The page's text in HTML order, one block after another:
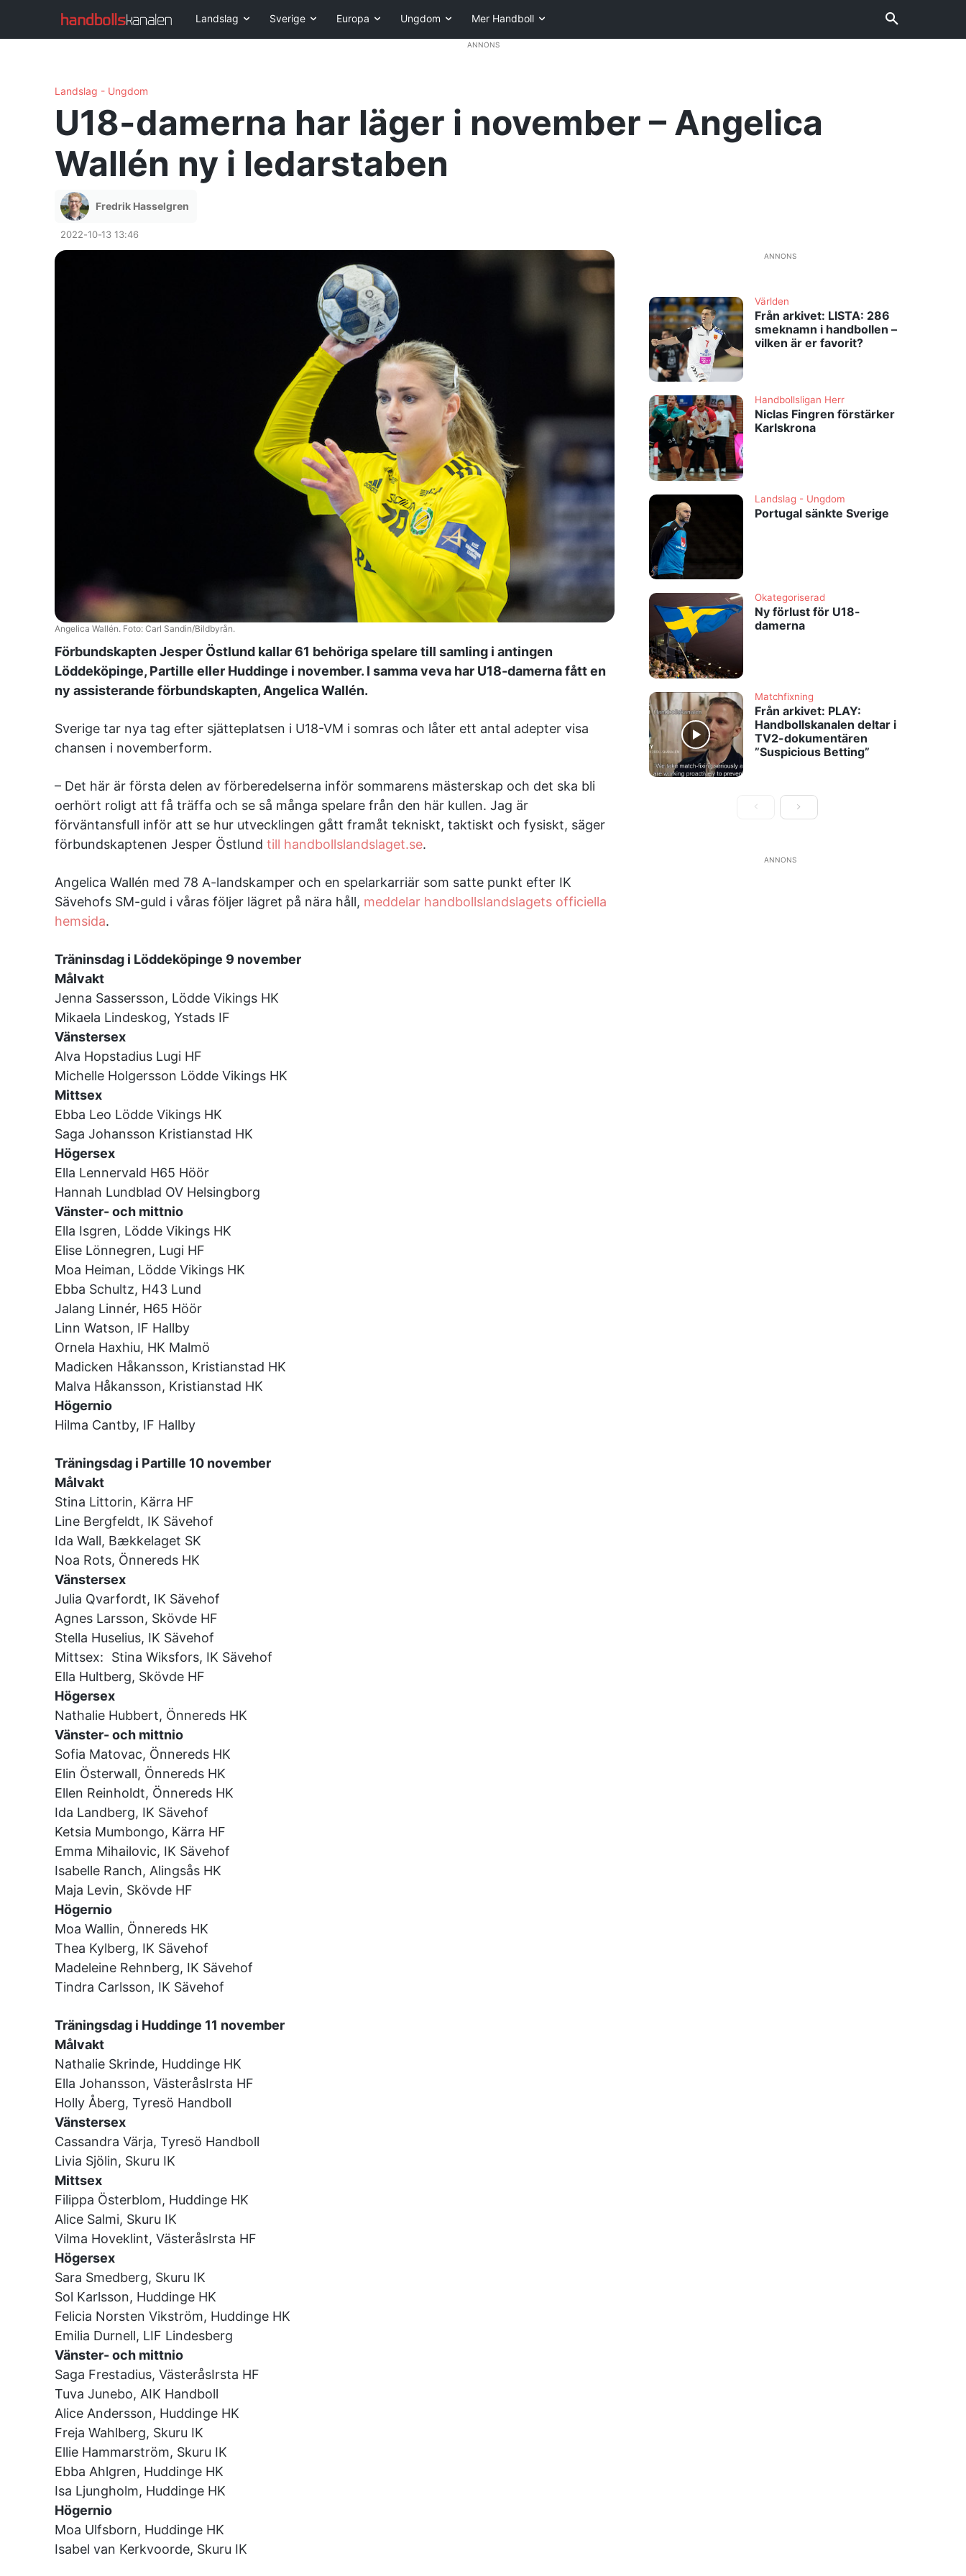
Landslag Sverige Europa Ungdom Mer Handboll
ANNONS
Landslag - Ungdom
U18-damerna har läger i november – Angelica
Wallén ny i ledarstaben
Fredrik Hasselgren
2022-10-13 13:46
Angelica Wallén. Foto: Carl Sandin/Bildbyrån.
Förbundskapten Jesper Östlund kallar 61 behöriga spelare till samling i antingen
Löddeköpinge, Partille eller Huddinge i november. I samma veva har U18-damerna fått en
ny assisterande förbundskapten, Angelica Wallén.
Sverige tar nya tag efter sjätteplatsen i U18-VM i somras och låter ett antal adepter visa
chansen i novemberform.
– Det här är första delen av förberedelserna inför sommarens mästerskap och det ska bli
oerhört roligt att få träffa och se så många spelare från den här kullen. Jag är
förväntansfull inför att se hur utvecklingen gått framåt tekniskt, taktiskt och fysiskt, säger
förbundskaptenen Jesper Östlund till handbollslandslaget.se.
Angelica Wallén med 78 A-landskamper och en spelarkarriär som satte punkt efter IK
Sävehofs SM-guld i våras följer lägret på nära håll, meddelar handbollslandslagets officiella
hemsida.
Träninsdag i Löddeköpinge 9 november
Målvakt
Jenna Sassersson, Lödde Vikings HK
Mikaela Lindeskog, Ystads IF
Vänstersex
Alva Hopstadius Lugi HF
Michelle Holgersson Lödde Vikings HK
Mittsex
Ebba Leo Lödde Vikings HK
Saga Johansson Kristianstad HK
Högersex
Ella Lennervald H65 Höör
Hannah Lundblad OV Helsingborg
Vänster- och mittnio
Ella Isgren, Lödde Vikings HK
Elise Lönnegren, Lugi HF
Moa Heiman, Lödde Vikings HK
Ebba Schultz, H43 Lund
Jalang Linnér, H65 Höör
Linn Watson, IF Hallby
Ornela Haxhiu, HK Malmö
Madicken Håkansson, Kristianstad HK
Malva Håkansson, Kristianstad HK
Högernio
Hilma Cantby, IF Hallby
Träningsdag i Partille 10 november
Målvakt
Stina Littorin, Kärra HF
Line Bergfeldt, IK Sävehof
Ida Wall, Bækkelaget SK
Noa Rots, Önnereds HK
Vänstersex
Julia Qvarfordt, IK Sävehof
Agnes Larsson, Skövde HF
Stella Huselius, IK Sävehof
Mittsex: Stina Wiksfors, IK Sävehof
Ella Hultberg, Skövde HF
Högersex
Nathalie Hubbert, Önnereds HK
Vänster- och mittnio
Sofia Matovac, Önnereds HK
Elin Österwall, Önnereds HK
Ellen Reinholdt, Önnereds HK
Ida Landberg, IK Sävehof
Ketsia Mumbongo, Kärra HF
Emma Mihailovic, IK Sävehof
Isabelle Ranch, Alingsås HK
Maja Levin, Skövde HF
Högernio
Moa Wallin, Önnereds HK
Thea Kylberg, IK Sävehof
Madeleine Rehnberg, IK Sävehof
Tindra Carlsson, IK Sävehof
Träningsdag i Huddinge 11 november
Målvakt
Nathalie Skrinde, Huddinge HK
Ella Johansson, VästeråsIrsta HF
Holly Åberg, Tyresö Handboll
Vänstersex
Cassandra Värja, Tyresö Handboll
Livia Sjölin, Skuru IK
Mittsex
Filippa Österblom, Huddinge HK
Alice Salmi, Skuru IK
Vilma Hoveklint, VästeråsIrsta HF
Högersex
Sara Smedberg, Skuru IK
Sol Karlsson, Huddinge HK
Felicia Norsten Vikström, Huddinge HK
Emilia Durnell, LIF Lindesberg
Vänster- och mittnio
Saga Frestadius, VästeråsIrsta HF
Tuva Junebo, AIK Handboll
Alice Andersson, Huddinge HK
Freja Wahlberg, Skuru IK
Ellie Hammarström, Skuru IK
Ebba Ahlgren, Huddinge HK
Isa Ljungholm, Huddinge HK
Högernio
Moa Ulfsborn, Huddinge HK
Isabel van Kerkvoorde, Skuru IK
ANNONS
Världen
Från arkivet: LISTA: 286
smeknamn i handbollen –
vilken är er favorit?
Handbollsligan Herr
Niclas Fingren förstärker
Karlskrona
Landslag - Ungdom
Portugal sänkte Sverige
Okategoriserad
Ny förlust för U18-
damerna
Matchfixning
Från arkivet: PLAY:
Handbollskanalen deltar i
TV2-dokumentären
”Suspicious Betting”
ANNONS